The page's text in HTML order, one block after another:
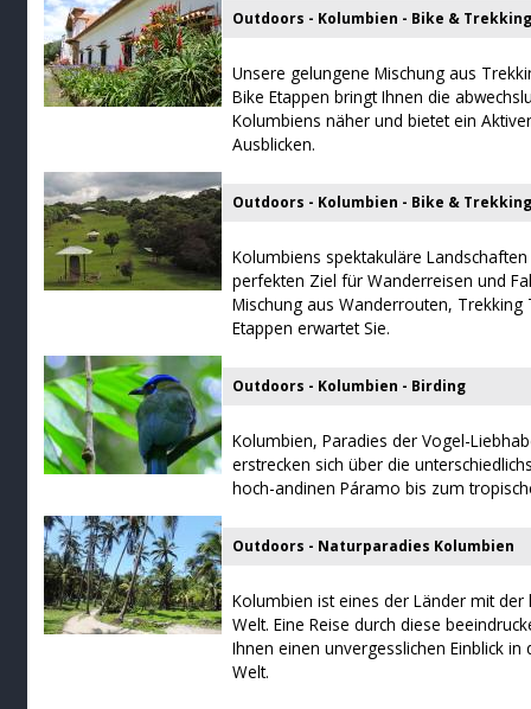
Outdoors - Kolumbien - Bike &
Unsere gelungene Mischung aus
Bike Etappen bringt Ihnen die
Kolumbiens näher und bietet ein
Ausblicken.
Outdoors - Kolumbien - Bike &
Kolumbiens spektakuläre
perfekten Ziel für Wanderreisen und
Mischung aus Wanderrouten,
Etappen erwartet Sie.
Outdoors - Kolumbien - Birding
Kolumbien, Paradies der Vogel-
erstrecken sich über die
hoch-andinen Páramo bis zum
Outdoors - Naturparadies Kolumbien
Kolumbien ist eines der Länder mit
Welt. Eine Reise durch diese
Ihnen einen unvergesslichen Einblick
Welt.